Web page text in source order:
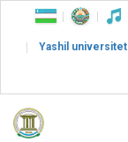
Yashil universitet